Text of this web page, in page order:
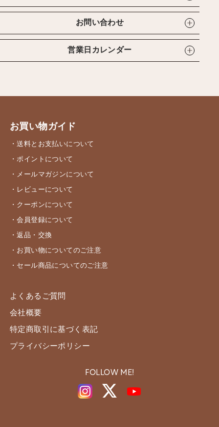
お問い合わせ
営業日カレンダー
お買い物ガイド
・送料とお支払いについて
・ポイントについて
・メールマガジンについて
・レビューについて
・クーポンについて
・会員登録について
・返品・交換
・お買い物についてのご注意
・セール商品についてのご注意
よくあるご質問
会社概要
特定商取引に基づく表記
プライバシーポリシー
FOLLOW ME!